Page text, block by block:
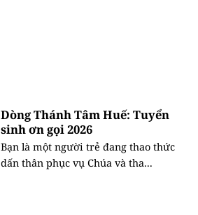
Dòng Thánh Tâm Huế: Tuyển
sinh ơn gọi 2026
Bạn là một người trẻ đang thao thức
dấn thân phục vụ Chúa và tha...